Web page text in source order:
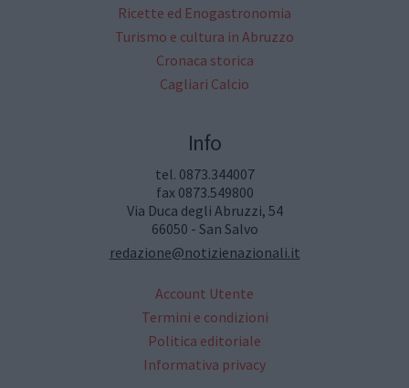
Ricette ed Enogastronomia
Turismo e cultura in Abruzzo
Cronaca storica
Cagliari Calcio
Info
tel. 0873.344007
fax 0873.549800
Via Duca degli Abruzzi, 54
66050 - San Salvo
redazione@notizienazionali.it
Account Utente
Termini e condizioni
Politica editoriale
Informativa privacy